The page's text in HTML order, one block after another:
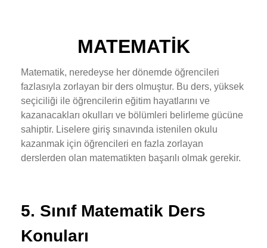
MATEMATİK
Matematik, neredeyse her dönemde öğrencileri
fazlasıyla zorlayan bir ders olmuştur. Bu ders, yüksek
seçiciliği ile öğrencilerin eğitim hayatlarını ve
kazanacakları okulları ve bölümleri belirleme gücüne
sahiptir. Liselere giriş sınavında istenilen okulu
kazanmak için öğrencileri en fazla zorlayan
derslerden olan matematikten başarılı olmak gerekir.
5. Sınıf Matematik Ders
Konuları